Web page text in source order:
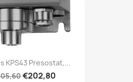
KPS43 Presostat,...
€202,80